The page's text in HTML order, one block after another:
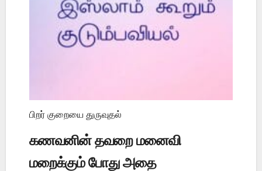
பிறர் குறையை துருவுதல்
கணவனின் தவறை மனைவி
மறைக்கும் போது அதை